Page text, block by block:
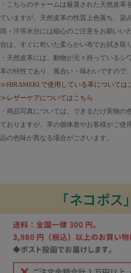
・こちらのチャームは厳選された天然皮
ていますが、天然皮革の性質上色落ち、染
雨・汗等水分には細心のご注意をお願いい
合は、すぐに乾いた柔らかい布でお拭き取
・天然皮革には、動物が元々持っている
革の特性であり、風合い・味わいですので
≫HIRAMEKI.で使用している革については
≫レザーケアについてはこちら
・商品写真については、できるだけ実物の
ておりますが、革の個体差やお客様がご使
品の色味が異なる場合がございます。